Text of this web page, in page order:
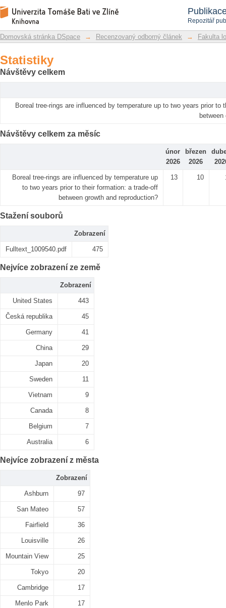
Repozitář
Statistiky
Repozitář DSpace/Manakin
Domovská stránka DSpace → Recenzovaný odborný článek → Fakulta
Statistiky
Návštěvy celkem
Boreal tree-rings are influenced by temperature up to two years prior to
Návštěvy celkem za měsíc
únor
2026
březen
2026
Boreal tree-rings are influenced by temperature up
to two years prior to their formation: a trade-off
between growth and reproduction?
13 10
Stažení souborů
Zobrazení
Fulltext_1009540.pdf 475
Nejvíce zobrazení ze země
Zobrazení
United States 443
Česká republika 45
Germany 41
China 29
Japan 20
Sweden 11
Vietnam 9
Canada 8
Belgium 7
Australia 6
Nejvíce zobrazení z města
Zobrazení
Ashburn 97
San Mateo 57
Fairfield 36
Louisville 26
Mountain View 25
Tokyo 20
Cambridge 17
Menlo Park 17